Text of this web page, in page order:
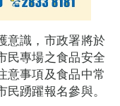
意識，市政署將於
民專場之食品安全
意事項及食品中常
踴躍報名參與。